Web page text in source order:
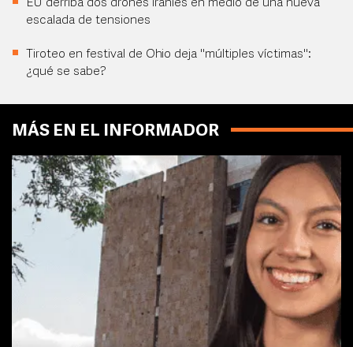
EU derriba dos drones iraníes en medio de una nueva
escalada de tensiones
Tiroteo en festival de Ohio deja "múltiples víctimas":
¿qué se sabe?
MÁS EN EL INFORMADOR